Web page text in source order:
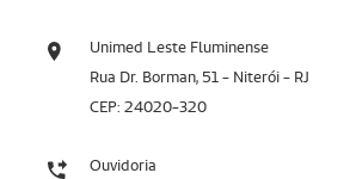
Unimed Leste Fluminense
Rua Dr. Borman, 51 - Niterói - RJ
CEP: 24020-320
Ouvidoria